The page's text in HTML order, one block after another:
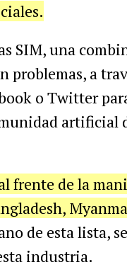
SIM, una
problemas, a
o Twitter
artificial
frente de la
de esta lista,
industria.